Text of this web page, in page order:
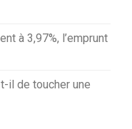
à 3,97%, l’emprunt
il de toucher une